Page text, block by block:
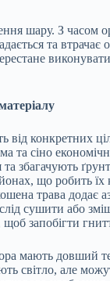
шару. З часом
та
від конкретних
та сіно
збагачують
що робить
трава додає
слід сушити або
запобігти
мають довший
світло, але